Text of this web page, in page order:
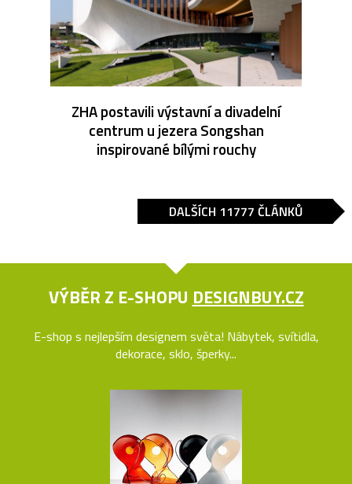
ZHA postavili výstavní a divadelní
centrum u jezera Songshan
inspirované bílými rouchy
DALŠÍCH 11777 ČLÁNKŮ
VÝBĚR Z E-SHOPU DESIGNBUY.CZ
E-shop s nejlepším designem světa! Nábytek, svítidla,
dekorace, sklo, šperky...